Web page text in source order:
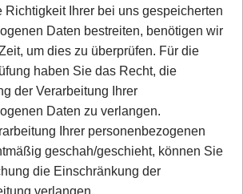
Richtigkeit Ihrer bei uns gespeicherten
Daten bestreiten, benötigen wir
um dies zu überprüfen. Für die
haben Sie das Recht, die
der Verarbeitung Ihrer
Daten zu verlangen.
Ihrer personenbezogenen
geschah/geschieht, können Sie
die Einschränkung der